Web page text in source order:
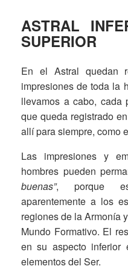
ASTRAL
SUPERIOR
En el Astral quedan
impresiones de toda la
llevamos a cabo, cada
que queda registrado
allí para siempre, como
Las impresiones y
hombres pueden
buenas”, porque
aparentemente a los
regiones de la Armonía
Mundo Formativo. El
en su aspecto inferior
elementos del Ser.